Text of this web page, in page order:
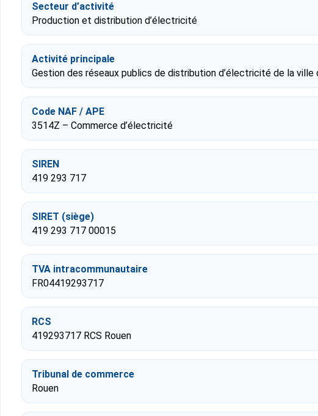
Secteur d’activité
Production et distribution d’électricité
Activité principale
Gestion des réseaux publics de distribution d’électricité de la ville
Code NAF / APE
3514Z – Commerce d’électricité
SIREN
419 293 717
SIRET (siège)
419 293 717 00015
TVA intracommunautaire
FR04419293717
RCS
419293717 RCS Rouen
Tribunal de commerce
Rouen